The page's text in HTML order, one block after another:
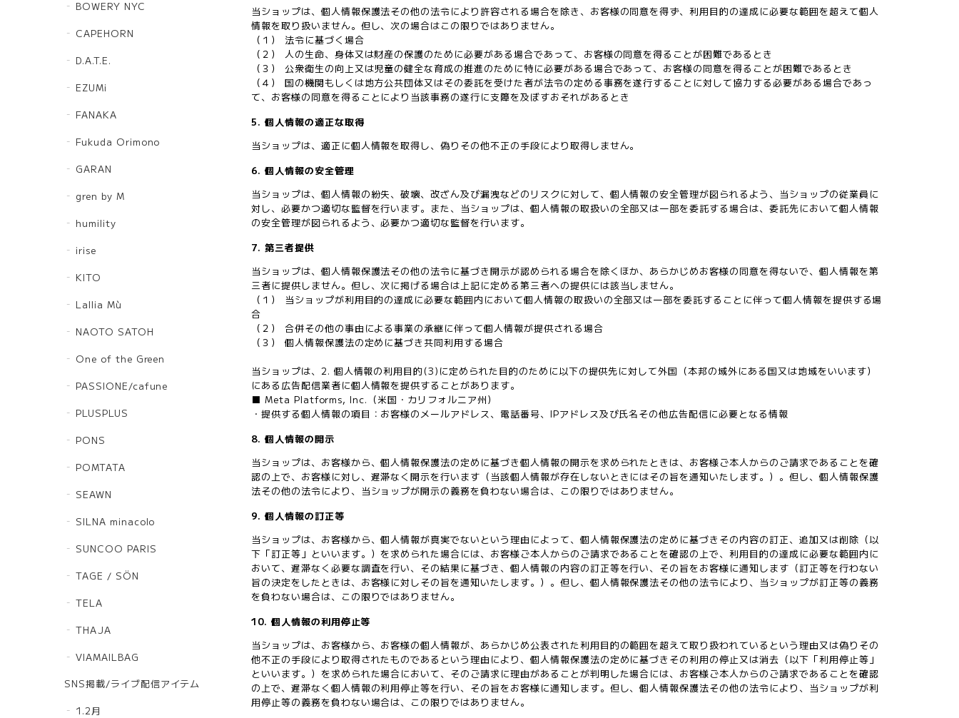
BOWERY NYC
CAPEHORN
D.A.T.E.
EZUMi
FANAKA
Fukuda Orimono
GARAN
gren by M
humility
irise
KITO
Lallia Mù
NAOTO SATOH
One of the Green
PASSIONE/cafune
PLUSPLUS
PONS
POMTATA
SEAWN
SILNA minacolo
SUNCOO PARIS
TAGE / SÖN
TELA
THAJA
VIAMAILBAG
SNS掲載/ライブ配信アイテム
1.2月
当ショップは、個人情報保護法その他の法令により許容される場合を除き、お客様の同意を得ず、利用目的の達成に必要な範囲を超えて個人
情報を取り扱いません。但し、次の場合はこの限りではありません。
（１） 法令に基づく場合
（２） 人の生命、身体又は財産の保護のために必要がある場合であって、お客様の同意を得ることが困難であるとき
（３） 公衆衛生の向上又は児童の健全な育成の推進のために特に必要がある場合であって、お客様の同意を得ることが困難であるとき
（４） 国の機関もしくは地方公共団体又はその委託を受けた者が法令の定める事務を遂行することに対して協力する必要がある場合であっ
て、お客様の同意を得ることにより当該事務の遂行に支障を及ぼすおそれがあるとき
5. 個人情報の適正な取得
当ショップは、適正に個人情報を取得し、偽りその他不正の手段により取得しません。
6. 個人情報の安全管理
当ショップは、個人情報の紛失、破壊、改ざん及び漏洩などのリスクに対して、個人情報の安全管理が図られるよう、当ショップの従業員に
対し、必要かつ適切な監督を行います。また、当ショップは、個人情報の取扱いの全部又は一部を委託する場合は、委託先において個人情報
の安全管理が図られるよう、必要かつ適切な監督を行います。
7. 第三者提供
当ショップは、個人情報保護法その他の法令に基づき開示が認められる場合を除くほか、あらかじめお客様の同意を得ないで、個人情報を第
三者に提供しません。但し、次に掲げる場合は上記に定める第三者への提供には該当しません。
（１） 当ショップが利用目的の達成に必要な範囲内において個人情報の取扱いの全部又は一部を委託することに伴って個人情報を提供する場
合
（２） 合併その他の事由による事業の承継に伴って個人情報が提供される場合
（３） 個人情報保護法の定めに基づき共同利用する場合
当ショップは、2. 個人情報の利用目的(3)に定められた目的のために以下の提供先に対して外国（本邦の域外にある国又は地域をいいます）
にある広告配信業者に個人情報を提供することがあります。
■ Meta Platforms, Inc.（米国・カリフォルニア州）
・提供する個人情報の項目：お客様のメールアドレス、電話番号、IPアドレス及び氏名その他広告配信に必要となる情報
8. 個人情報の開示
当ショップは、お客様から、個人情報保護法の定めに基づき個人情報の開示を求められたときは、お客様ご本人からのご請求であることを確
認の上で、お客様に対し、遅滞なく開示を行います（当該個人情報が存在しないときにはその旨を通知いたします。）。但し、個人情報保護
法その他の法令により、当ショップが開示の義務を負わない場合は、この限りではありません。
9. 個人情報の訂正等
当ショップは、お客様から、個人情報が真実でないという理由によって、個人情報保護法の定めに基づきその内容の訂正、追加又は削除（以
下「訂正等」といいます。）を求められた場合には、お客様ご本人からのご請求であることを確認の上で、利用目的の達成に必要な範囲内に
おいて、遅滞なく必要な調査を行い、その結果に基づき、個人情報の内容の訂正等を行い、その旨をお客様に通知します（訂正等を行わない
旨の決定をしたときは、お客様に対しその旨を通知いたします。）。但し、個人情報保護法その他の法令により、当ショップが訂正等の義務
を負わない場合は、この限りではありません。
10. 個人情報の利用停止等
当ショップは、お客様から、お客様の個人情報が、あらかじめ公表された利用目的の範囲を超えて取り扱われているという理由又は偽りその
他不正の手段により取得されたものであるという理由により、個人情報保護法の定めに基づきその利用の停止又は消去（以下「利用停止等」
といいます。）を求められた場合において、そのご請求に理由があることが判明した場合には、お客様ご本人からのご請求であることを確認
の上で、遅滞なく個人情報の利用停止等を行い、その旨をお客様に通知します。但し、個人情報保護法その他の法令により、当ショップが利
用停止等の義務を負わない場合は、この限りではありません。